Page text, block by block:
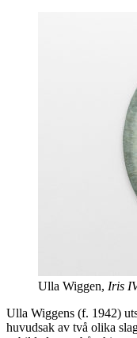
Ulla Wiggen, Iris
Ulla Wiggens (f. 1942)
huvudsak av två olika